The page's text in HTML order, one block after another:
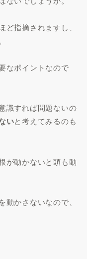
指摘されますし、
なポイントなので
識すれば問題ないの
いと考えてみるのも
が動かないと頭も動
かさないなので、